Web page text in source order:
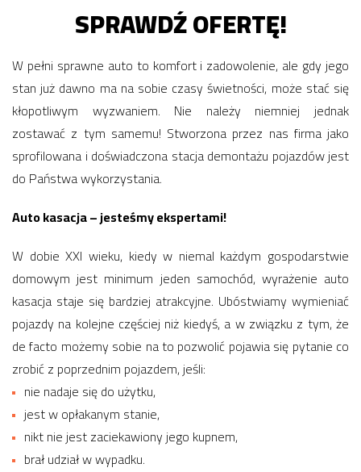
SPRAWDŹ OFERTĘ!
W pełni sprawne auto to komfort i zadowolenie, ale gdy jego
stan już dawno ma na sobie czasy świetności, może stać się
kłopotliwym wyzwaniem. Nie należy niemniej jednak
zostawać z tym samemu! Stworzona przez nas firma jako
sprofilowana i doświadczona stacja demontażu pojazdów jest
do Państwa wykorzystania.
Auto kasacja – jesteśmy ekspertami!
W dobie XXI wieku, kiedy w niemal każdym gospodarstwie
domowym jest minimum jeden samochód, wyrażenie auto
kasacja staje się bardziej atrakcyjne. Ubóstwiamy wymieniać
pojazdy na kolejne częściej niż kiedyś, a w związku z tym, że
de facto możemy sobie na to pozwolić pojawia się pytanie co
zrobić z poprzednim pojazdem, jeśli:
nie nadaje się do użytku,
jest w opłakanym stanie,
nikt nie jest zaciekawiony jego kupnem,
brał udział w wypadku.